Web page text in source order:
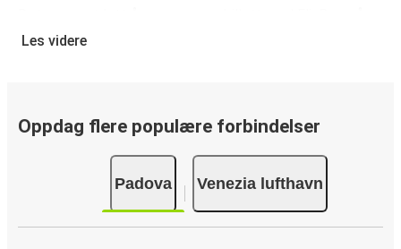
denne nettsiden eller på den kostnadsfrie appen FlixBus
som debetkort, kredittkort
Les videre
Oppdag flere populære forbindelser
Padova Venezia lufthavn